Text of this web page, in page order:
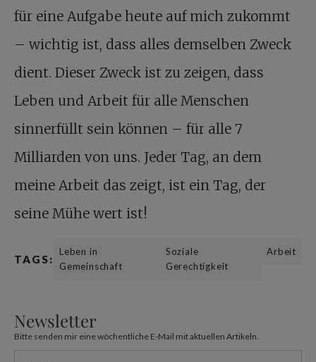
für eine Aufgabe heute auf mich zukommt
– wichtig ist, dass alles demselben Zweck
dient. Dieser Zweck ist zu zeigen, dass
Leben und Arbeit für alle Menschen
sinnerfüllt sein können – für alle 7
Milliarden von uns. Jeder Tag, an dem
meine Arbeit das zeigt, ist ein Tag, der
seine Mühe wert ist!
TAGS:
Leben in
Gemeinschaft
Soziale
Gerechtigkeit
Arbeit
Newsletter
Bitte senden mir eine wöchentliche E-Mail mit aktuellen Artikeln.